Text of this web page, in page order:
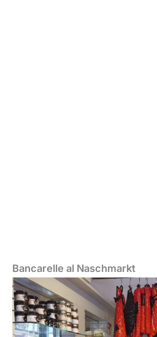
Bancarelle al Naschmarkt